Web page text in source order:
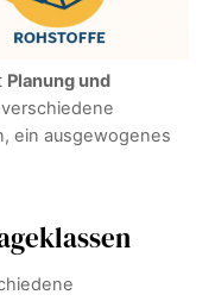
Planung und
ein ausgewogenes